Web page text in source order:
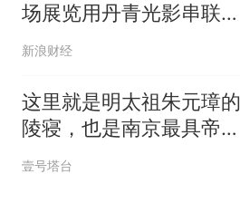
场展览用丹青光影串联沿
沪宁产业创新带“八市一
新浪财经
这里就是明太祖朱元璋的
陵寝，也是南京最具帝王
气象的地方
壹号塔台